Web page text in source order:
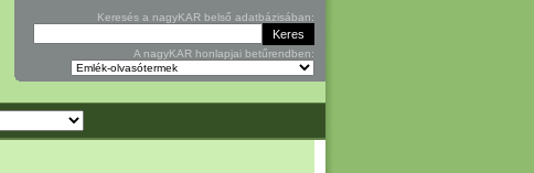
Keresés a nagyKAR belső adatbázisában:
A nagyKAR honlapjai betűrendben: